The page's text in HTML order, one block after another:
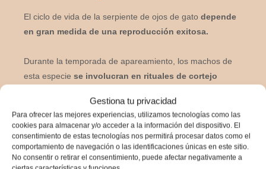
Gestiona tu privacidad
Para ofrecer las mejores experiencias, utilizamos tecnologías como las
cookies para almacenar y/o acceder a la información del dispositivo. El
consentimiento de estas tecnologías nos permitirá procesar datos como el
comportamiento de navegación o las identificaciones únicas en este sitio.
No consentir o retirar el consentimiento, puede afectar negativamente a
El ciclo de vida de la serpiente de ojos de gato depende
en gran medida de una reproducción exitosa.
Durante la temporada de apareamiento, los machos de
esta especie se involucran en rituales de cortejo
Exhibiendo movimientos de cabeza y ondulaciones
corporales para demostrar su aptitud,los machos luego
insertan uno de sus hemipenes en la cloaca de la
hembrapara iniciar la fertilización interna.